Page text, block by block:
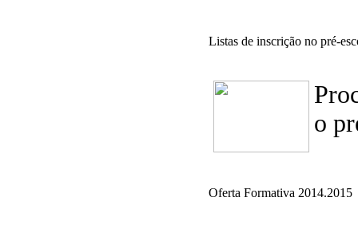
Listas de inscrição no pré-
o
Oferta Formativa 2014.2015